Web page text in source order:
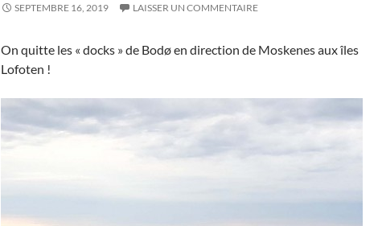
SEPTEMBRE 16, 2019 LAISSER UN COMMENTAIRE
On quitte les « docks » de Bodø en direction de Moskenes aux îles
Lofoten !